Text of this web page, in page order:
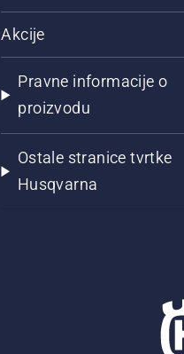
Akcije
Pravne informacije o
proizvodu
Ostale stranice tvrtke
Husqvarna